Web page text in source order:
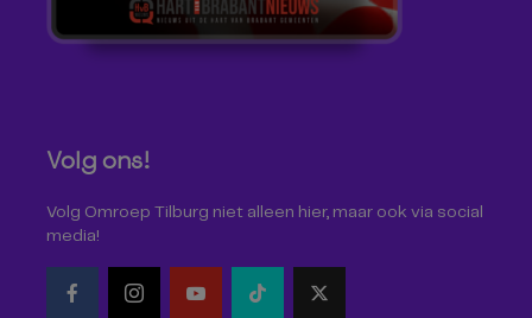
Volg ons!
Volg Omroep Tilburg niet alleen hier, maar ook via social
media!